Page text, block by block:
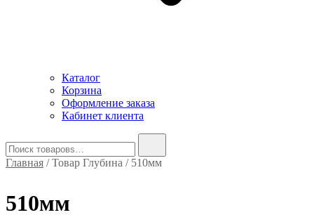
Каталог
Корзина
Оформление заказа
Кабинет клиента
Главная / Товар Глубина / 510мм
510мм